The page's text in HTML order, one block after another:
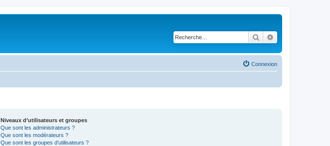
Rechercher
Connexion
Niveaux d’utilisateurs et groupes
Que sont les administrateurs ?
Que sont les modérateurs ?
Que sont les groupes d’utilisateurs ?